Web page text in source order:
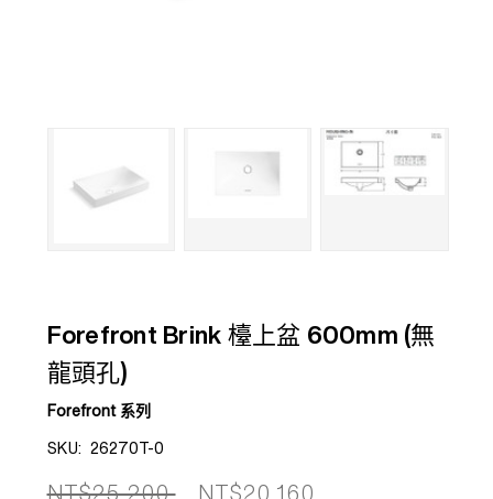
Forefront Brink 檯上盆 600mm (無
龍頭孔)
Forefront 系列
SKU: 26270T-0